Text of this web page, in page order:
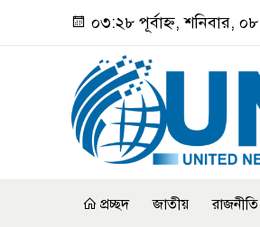
০৩:২৮ পূর্বাহ্ন, শনিবার,
প্রচ্ছদ জাতীয় রাজনীতি